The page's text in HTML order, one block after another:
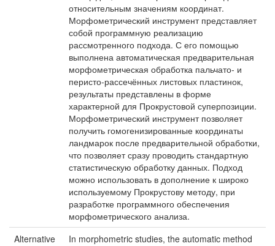
относительным значениям координат.
Морфометрический инструмент представляет
собой программную реализацию
рассмотренного подхода. С его помощью
выполнена автоматическая предварительная
морфометрическая обработка пальчато- и
перисто-рассечённых листовых пластинок,
результаты представлены в форме
характерной для Прокрустовой суперпозиции.
Морфометрический инструмент позволяет
получить гомогенизированные координаты
ландмарок после предварительной обработки,
что позволяет сразу проводить стандартную
статистическую обработку данных. Подход
можно использовать в дополнение к широко
используемому Прокрустову методу, при
разработке программного обеспечения
морфометрического анализа.
Alternative
In morphometric studies, the automatic method